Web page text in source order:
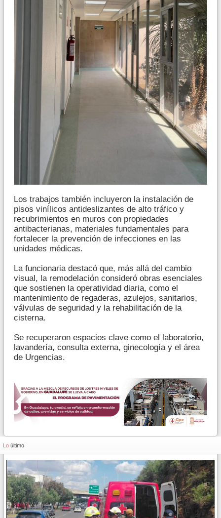
Los trabajos también incluyeron la instalación de
pisos vinílicos antideslizantes de alto tráfico y
recubrimientos en muros con propiedades
antibacterianas, materiales fundamentales para
fortalecer la prevención de infecciones en las
unidades médicas.
La funcionaria destacó que, más allá del cambio
visual, la remodelación consideró obras esenciales
que sostienen la operatividad diaria, como el
mantenimiento de regaderas, azulejos, sanitarios,
válvulas de seguridad y la rehabilitación de la
cisterna.
Se recuperaron espacios clave como el laboratorio,
lavandería, consulta externa, ginecología y el área
de Urgencias.
Lo último